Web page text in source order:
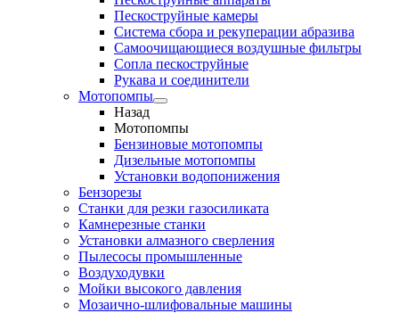
Пескоструйные камеры
Система сбора и рекуперации абразива
Самоочищающиеся воздушные фильтры
Сопла пескоструйные
Рукава и соединители
Мотопомпы
Назад
Мотопомпы
Бензиновые мотопомпы
Дизельные мотопомпы
Установки водопонижения
Бензорезы
Станки для резки газосиликата
Камнерезные станки
Установки алмазного сверления
Пылесосы промышленные
Воздуходувки
Мойки высокого давления
Мозаично-шлифовальные машины